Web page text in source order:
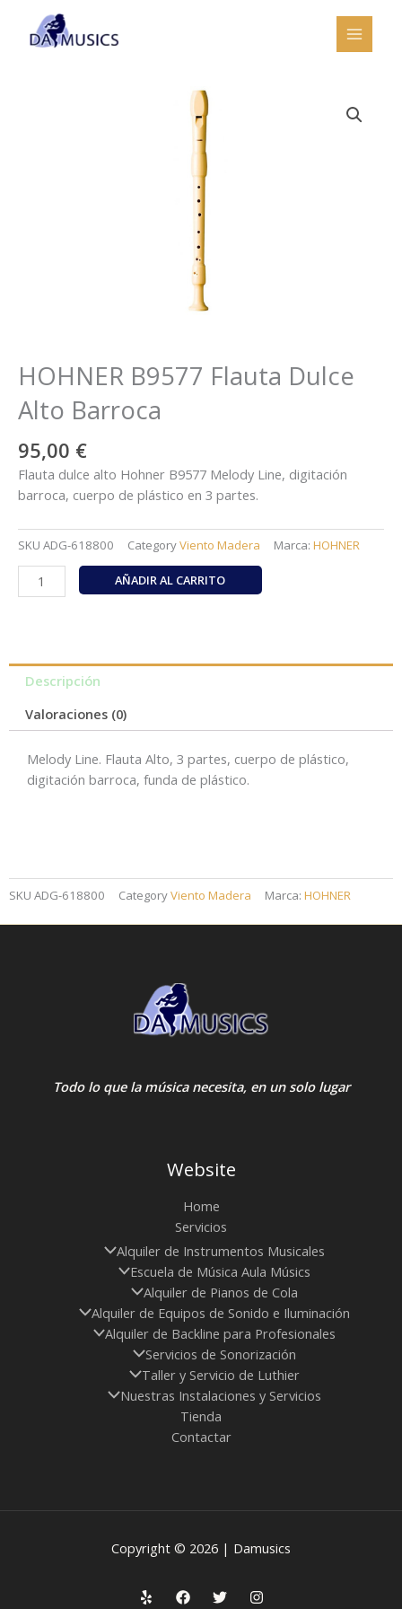
contenido
HOHNER B9577 Flauta Dulce
Alto Barroca
95,00 €
Flauta dulce alto Hohner B9577 Melody Line, digitación
barroca, cuerpo de plástico en 3 partes.
SKU ADG-618800 CategoryViento Madera Marca: HOHNER
HOHNER
B9577
Barroca
AÑADIR AL CARRITO
Descripción
Valoraciones (0)
Melody Line. Flauta Alto, 3 partes, cuerpo de plástico,
digitación barroca, funda de plástico.
SKU ADG-618800 CategoryViento Madera Marca: HOHNER
Todo lo que la música necesita, en un solo lugar
Website
Home
Servicios
Alquiler de Instrumentos Musicales
Escuela de Música Aula Músics
Alquiler de Pianos de Cola
Alquiler de Equipos de Sonido e Iluminación
Alquiler de Backline para Profesionales
Servicios de Sonorización
Taller y Servicio de Luthier
Nuestras Instalaciones y Servicios
Tienda
Contactar
Copyright © 2026 | Damusics